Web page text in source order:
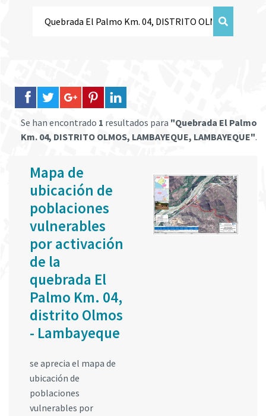
Se han encontrado 1 resultados para "Quebrada El Palmo
Km. 04, DISTRITO OLMOS, LAMBAYEQUE, LAMBAYEQUE".
Mapa de
ubicación de
poblaciones
vulnerables
por activación
de la
quebrada El
Palmo Km. 04,
distrito Olmos
- Lambayeque
se aprecia el mapa de
ubicación de
poblaciones
vulnerables por